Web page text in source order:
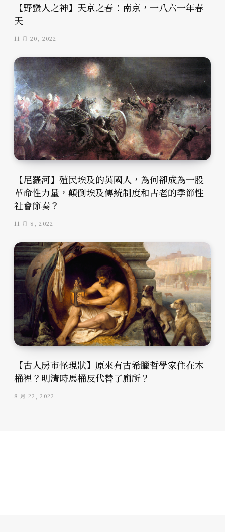
【野蠻人之神】天京之春：南京，一八六一年春
天
11 月 20, 2022
【尼羅河】殖民埃及的英國人，為何卻成為一股
革命性力量，顛倒埃及傳統制度和古老的季節性
社會節奏？
11 月 8, 2022
【古人房市怪現狀】原來有古希臘哲學家住在木
桶裡？明清時馬桶反代替了廁所？
8 月 22, 2022